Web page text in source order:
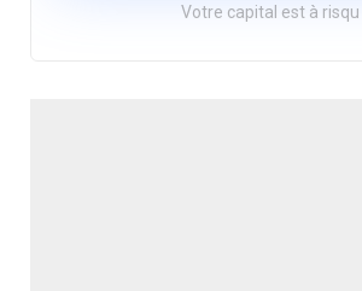
Votre capital est à risqu